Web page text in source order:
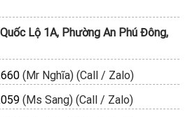
Lộ 1A, Phường An Phú Đông,
(Mr Nghĩa) (Call / Zalo)
(Ms Sang) (Call / Zalo)